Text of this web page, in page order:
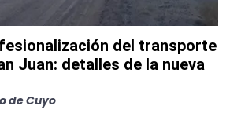
del transporte
Juan: detalles de la nueva
de Cuyo